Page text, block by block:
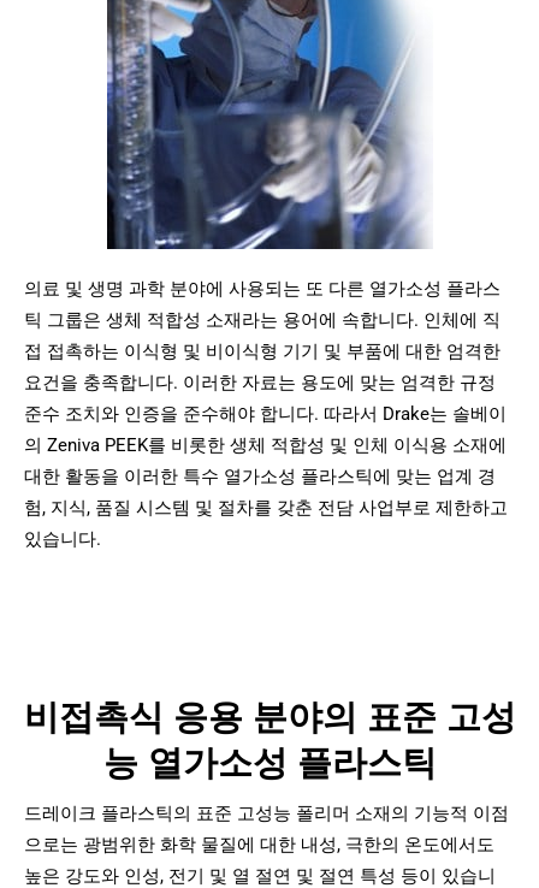
의료 및 생명 과학 분야에 사용되는 또 다른 열가소성 플라스
틱 그룹은 생체 적합성 소재라는 용어에 속합니다. 인체에 직
접 접촉하는 이식형 및 비이식형 기기 및 부품에 대한 엄격한
요건을 충족합니다. 이러한 자료는 용도에 맞는 엄격한 규정
준수 조치와 인증을 준수해야 합니다. 따라서 Drake는 솔베이
의 Zeniva PEEK를 비롯한 생체 적합성 및 인체 이식용 소재에
대한 활동을 이러한 특수 열가소성 플라스틱에 맞는 업계 경
험, 지식, 품질 시스템 및 절차를 갖춘 전담 사업부로 제한하고
있습니다.
비접촉식 응용 분야의 표준 고성
능 열가소성 플라스틱
드레이크 플라스틱의 표준 고성능 폴리머 소재의 기능적 이점
으로는 광범위한 화학 물질에 대한 내성, 극한의 온도에서도
높은 강도와 인성, 전기 및 열 절연 및 절연 특성 등이 있습니